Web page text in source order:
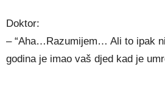
Doktor:
– “Aha…Razumijem… Ali to ipak
godina je imao vaš djed kad je